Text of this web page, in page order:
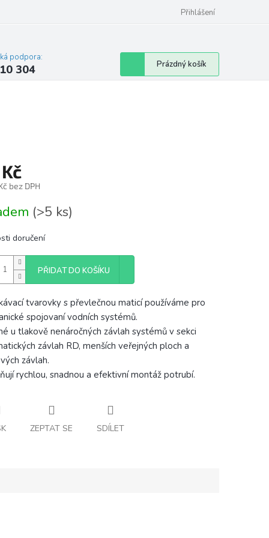
Přihlášení
podpora:
304
Nákupní
košík
Prázdný košík
bez DPH
(>5 ks)
doručení
PŘIDAT DO KOŠÍKU
tvarovky s převlečnou maticí používáme pro
spojovaní vodních systémů.
u tlakově nenáročných závlah systémů v sekci
závlah RD, menších veřejných ploch a
závlah.
rychlou, snadnou a efektivní montáž potrubí.
ZEPTAT SE SDÍLET